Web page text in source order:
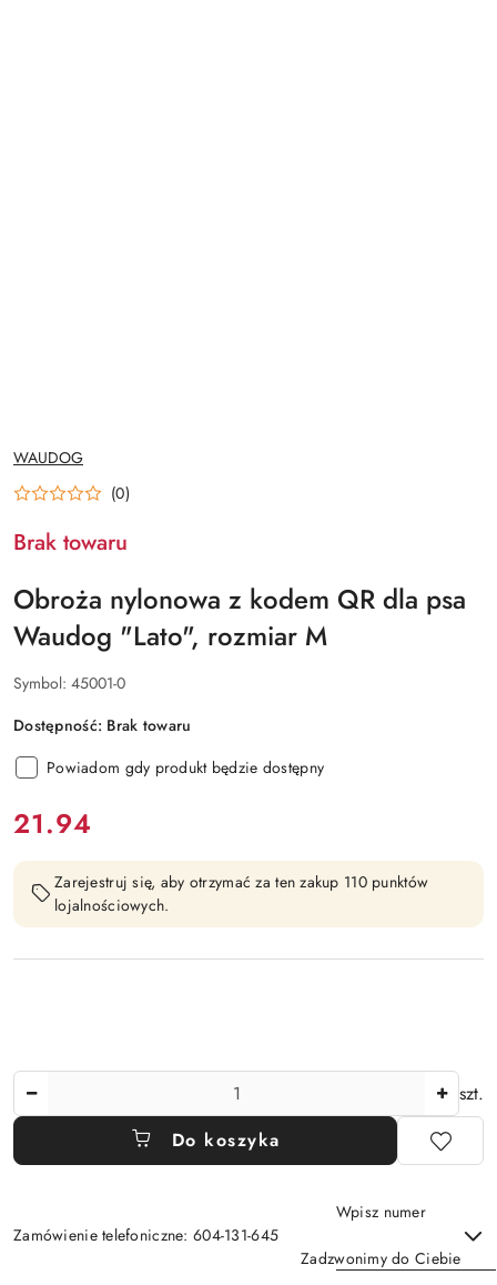
NAZWA
PRODUCENTA:
WAUDOG
(0)
Brak towaru
Obroża nylonowa z kodem QR dla psa
Waudog "Lato", rozmiar M
Symbol: 45001-0
Dostępność: Brak towaru
Powiadom gdy produkt będzie dostępny
cena:
21.94
Zarejestruj się, aby otrzymać za ten zakup 110 punktów
lojalnościowych.
szt.
Do koszyka
Zamówienie telefoniczne: 604-131-645
Wpisz numer
Zadzwonimy do Ciebie